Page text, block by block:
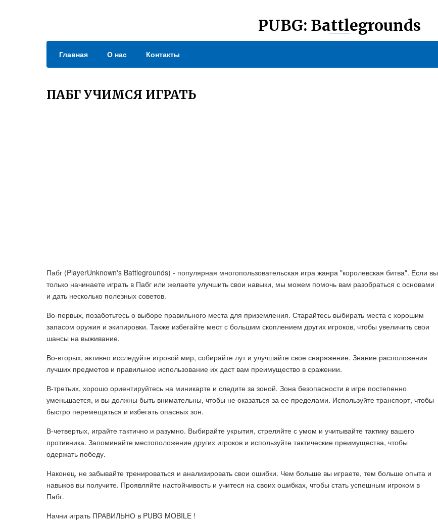
PUBG: Battlegrounds
Главная О нас Контакты
ПАБГ УЧИМСЯ ИГРАТЬ
Пабг (PlayerUnknown's Battlegrounds) - популярная многопользовательская игра жанра "королевская битва". Если вы
только начинаете играть в Пабг или желаете улучшить свои навыки, мы можем помочь вам разобраться с основами
и дать несколько полезных советов.
Во-первых, позаботьтесь о выборе правильного места для приземления. Старайтесь выбирать места с хорошим
запасом оружия и экипировки. Также избегайте мест с большим скоплением других игроков, чтобы увеличить свои
шансы на выживание.
Во-вторых, активно исследуйте игровой мир, собирайте лут и улучшайте свое снаряжение. Знание расположения
лучших предметов и правильное использование их даст вам преимущество в сражении.
В-третьих, хорошо ориентируйтесь на миникарте и следите за зоной. Зона безопасности в игре постепенно
уменьшается, и вы должны быть внимательны, чтобы не оказаться за ее пределами. Используйте транспорт, чтобы
быстро перемещаться и избегать опасных зон.
В-четвертых, играйте тактично и разумно. Выбирайте укрытия, стреляйте с умом и учитывайте тактику вашего
противника. Запоминайте местоположение других игроков и используйте тактические преимущества, чтобы
одержать победу.
Наконец, не забывайте тренироваться и анализировать свои ошибки. Чем больше вы играете, тем больше опыта и
навыков вы получите. Проявляйте настойчивость и учитеся на своих ошибках, чтобы стать успешным игроком в
Пабг.
Начни играть ПРАВИЛЬНО в PUBG MOBILE !